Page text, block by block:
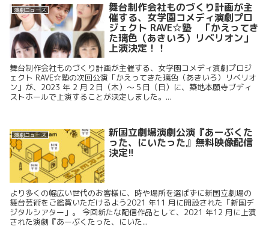
演劇ニュース 舞台制作会社ものづくり計画が主
催する、女学園コメディ演劇プロ
ジェクト RAVE☆塾 「かえってき
た璃色（あきいろ）リベリオン」
上演決定！！
舞台制作会社ものづくり計画が主催する、女学園コメディ演劇プロジ
ェクト RAVE☆塾の次回公演「かえってきた璃色（あきいろ）リベリオ
ン」が、2023 年 2 月２日（木）～５日（日）に、築地本願寺ブディ
ストホールで上演することが決定しました。...
演劇ニュース 新国立劇場演劇公演『あーぶくた
った、にいたった』無料映像配信
決定!!
より多くの幅広い世代のお客様に、時や場所を選ばずに新国立劇場の
舞台芸術をご鑑賞いただけるよう2021 年11 月に開設された「新国デ
ジタルシアター」。 今回新たな配信作品として、2021 年12 月に上演
された演劇『あーぶくたった、にいた...